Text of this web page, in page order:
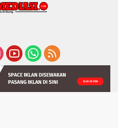
Siber
REDAKSI
Visi dan Misi